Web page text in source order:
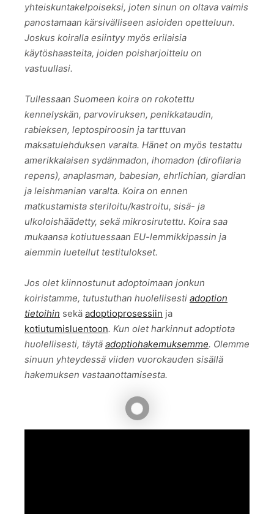
yhteiskuntakelpoiseksi, joten sinun on oltava valmis
panostamaan kärsivälliseen asioiden opetteluun.
Joskus koiralla esiintyy myös erilaisia
käytöshaasteita, joiden poisharjoittelu on
vastuullasi.
Tullessaan Suomeen koira on rokotettu
kennelyskän, parvoviruksen, penikkataudin,
rabieksen, leptospiroosin ja tarttuvan
maksatulehduksen varalta. Hänet on myös testattu
amerikkalaisen sydänmadon, ihomadon (dirofilaria
repens), anaplasman, babesian, ehrlichian, giardian
ja leishmanian varalta. Koira on ennen
matkustamista steriloitu/kastroitu, sisä- ja
ulkoloishäädetty, sekä mikrosirutettu. Koira saa
mukaansa kotiutuessaan EU-lemmikkipassin ja
aiemmin luetellut testitulokset.
Jos olet kiinnostunut adoptoimaan jonkun
koiristamme, tutustuthan huolellisesti adoption
tietoihin sekä adoptioprosessiin ja
kotiutumisluentoon. Kun olet harkinnut adoptiota
huolellisesti, täytä adoptiohakemuksemme. Olemme
sinuun yhteydessä viiden vuorokauden sisällä
hakemuksen vastaanottamisesta.